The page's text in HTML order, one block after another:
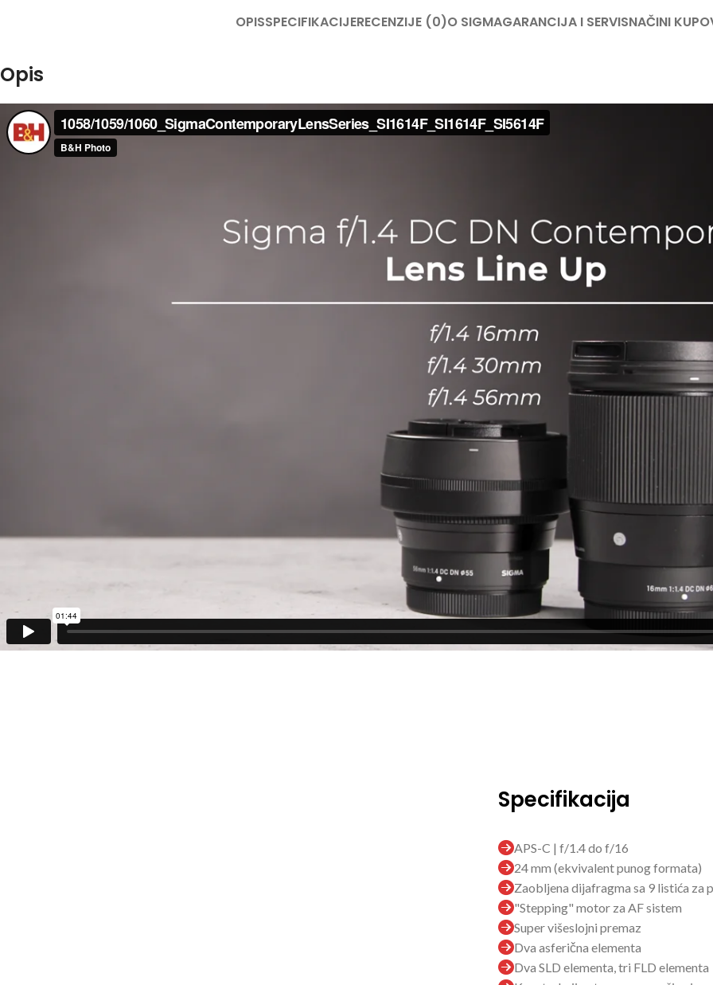
OPISSPECIFIKACIJERECENZIJE (0)O SIGMAGARANCIJA I SERVISNAČINI
Opis
Specifikacija
APS-C | f/1.4 do f/16
24 mm (ekvivalent punog formata)
Zaobljena dijafragma sa 9 listića za
"Stepping" motor za AF sistem
Super višeslojni premaz
Dva asferična elementa
Dva SLD elementa, tri FLD elementa